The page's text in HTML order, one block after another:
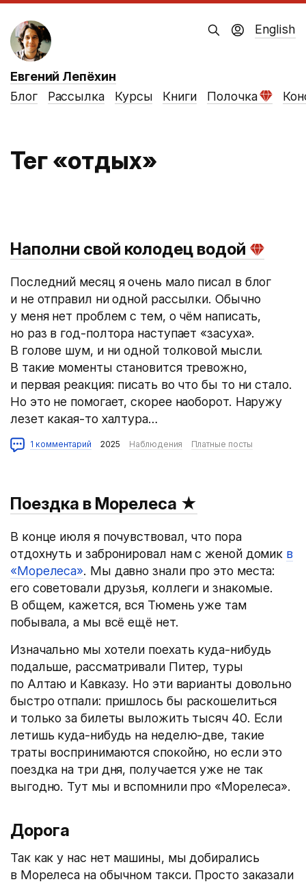
Евгений Лепёхин
Блог
Рассылка Курсы Книги Полочка
English
Тег «отдых»
Наполни свой колодец водой
Последний месяц я очень мало писал в блог
и не отправил ни одной рассылки. Обычно
у меня нет проблем с тем, о чём написать,
но раз в год-полтора наступает «засуха».
В голове шум, и ни одной толковой мысли.
В такие моменты становится тревожно,
и первая реакция: писать во что бы то ни стало.
Но это не помогает, скорее наоборот. Наружу
лезет какая-то халтура…
1 комментарий 2025 Наблюдения Платные посты
Поездка в Морелеса ★
В конце июля я почувствовал, что пора
отдохнуть и забронировал нам с женой домик в
«Морелеса». Мы давно знали про это места:
его советовали друзья, коллеги и знакомые.
В общем, кажется, вся Тюмень уже там
побывала, а мы всё ещё нет.
Изначально мы хотели поехать куда-нибудь
подальше, рассматривали Питер, туры
по Алтаю и Кавказу. Но эти варианты довольно
быстро отпали: пришлось бы раскошелиться
и только за билеты выложить тысяч 40. Если
летишь куда-нибудь на неделю-две, такие
траты воспринимаются спокойно, но если это
поездка на три дня, получается уже не так
выгодно. Тут мы и вспомнили про «Морелеса».
Дорога
Так как у нас нет машины, мы добирались
в Морелеса на обычном такси. Просто заказали